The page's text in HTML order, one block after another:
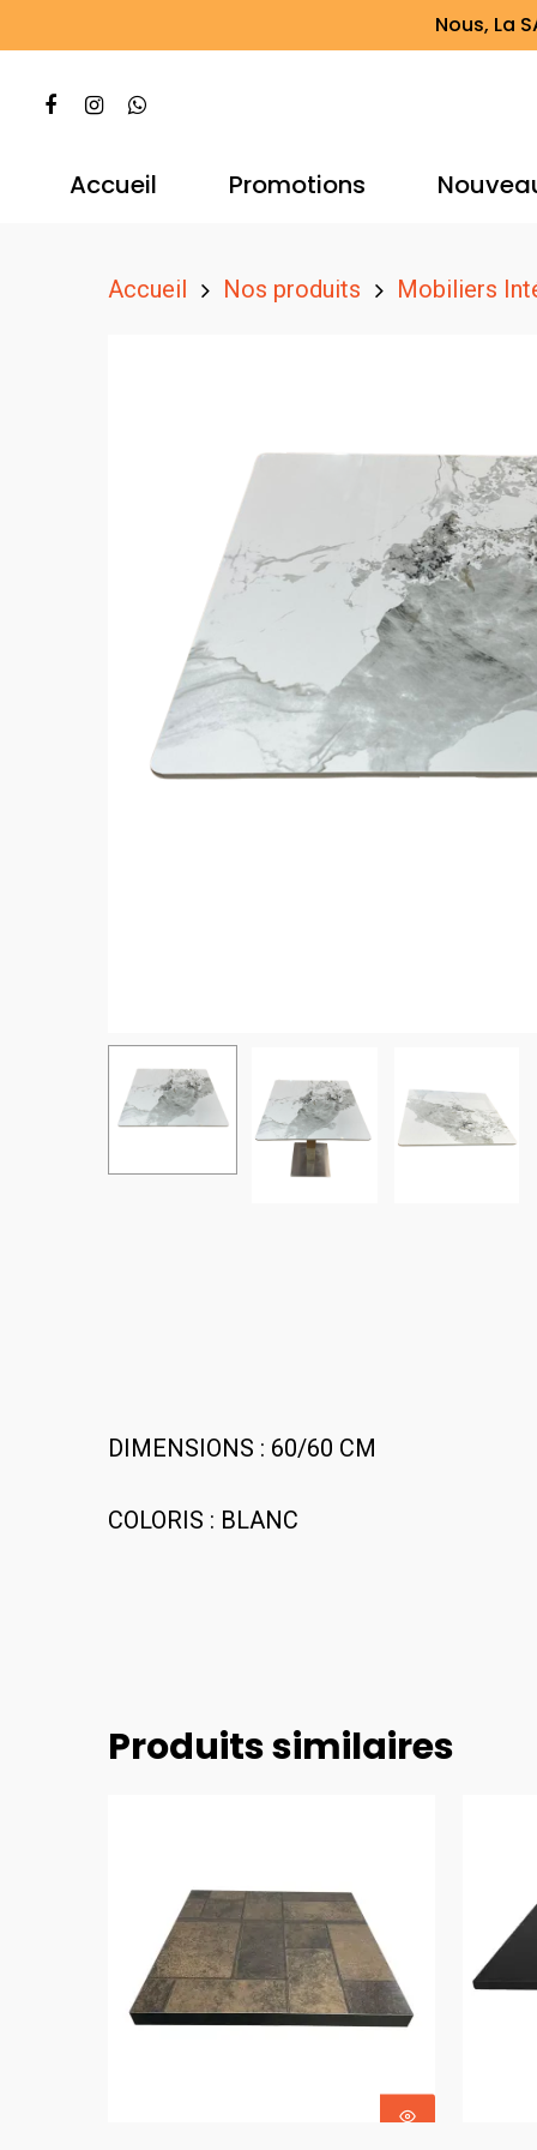
Nous, La
Accueil Promotions
Accueil Nos produits Mobiliers
DIMENSIONS : 60/60 CM
COLORIS : BLANC
Produits similaires